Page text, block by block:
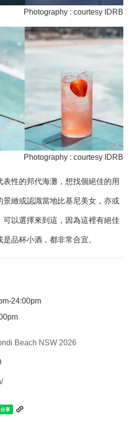
Photography : courtesy IDRB
Photography : courtesy IDRB
表性的邦代海灘，想找個絕佳的用
景緻或認識當地比基尼美女，亦或
可以選擇來到這，因為這裡有絕佳
品杯小酒，都非常合宜。
24:00pm
Beach NSW 2026